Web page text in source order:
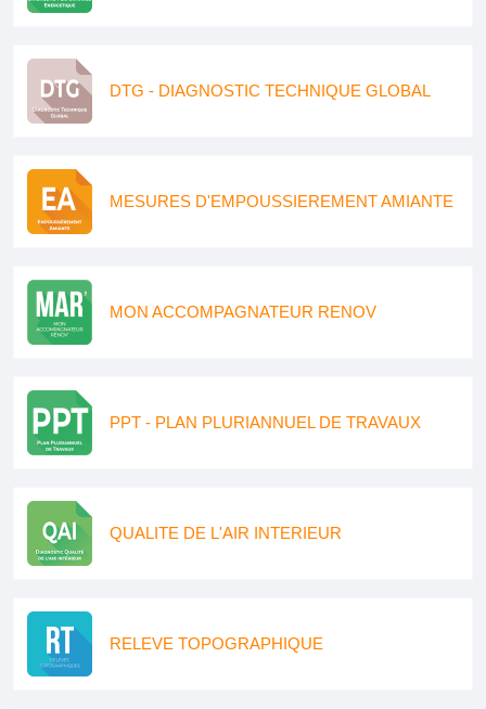
DTG - DIAGNOSTIC TECHNIQUE GLOBAL
MESURES D'EMPOUSSIEREMENT AMIANTE
MON ACCOMPAGNATEUR RENOV
PPT - PLAN PLURIANNUEL DE TRAVAUX
QUALITE DE L'AIR INTERIEUR
RELEVE TOPOGRAPHIQUE